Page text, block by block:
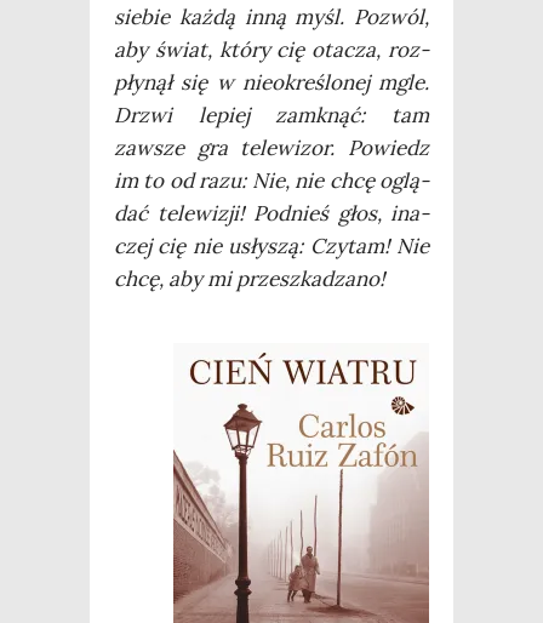
sie­bie każ­dą inną myśl. Pozwól,
aby świat, któ­ry cię ota­cza, roz­
pły­nął się w nie­okre­ślo­nej mgle.
Drzwi lepiej zamknąć: tam
zawsze gra tele­wi­zor. Powiedz
im to od razu: Nie, nie chcę oglą­
dać tele­wi­zji! Pod­nieś głos, ina­
czej cię nie usły­szą: Czy­tam! Nie
chcę, aby mi przeszkadzano!